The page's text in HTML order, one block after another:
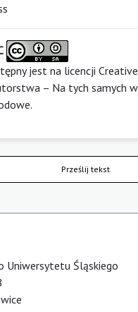
jest na licencji
– Na tych samych
.
Prześlij tekst
Uniwersytetu Śląskiego